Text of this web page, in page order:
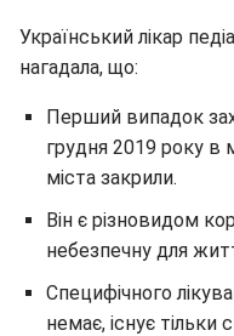
Український лікар
нагадала, що:
Перший випадок
грудня 2019 року в
міста закрили.
Він є різновидом
небезпечну для
Специфічного
немає, існує